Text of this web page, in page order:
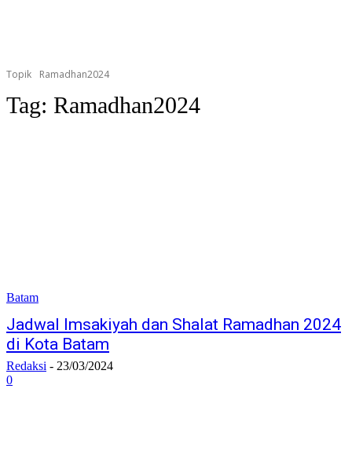
Topik Ramadhan2024
Tag: Ramadhan2024
Batam
Jadwal Imsakiyah dan Shalat Ramadhan 2024
di Kota Batam
Redaksi - 23/03/2024
0